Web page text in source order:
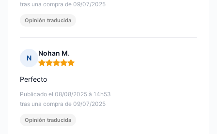
tras una compra de 09/07/2025
Opinión traducida
N
Nohan M.
Nota: 5 de 5
Publicado el 08/08/2025 à 14h53
tras una compra de 09/07/2025
Perfecto
Opinión traducida